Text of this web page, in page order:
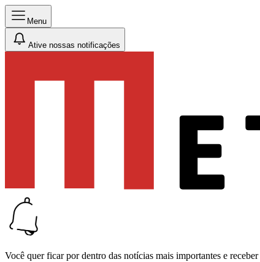
Menu
Ative nossas notificações
Você quer ficar por dentro das notícias mais importantes e receber